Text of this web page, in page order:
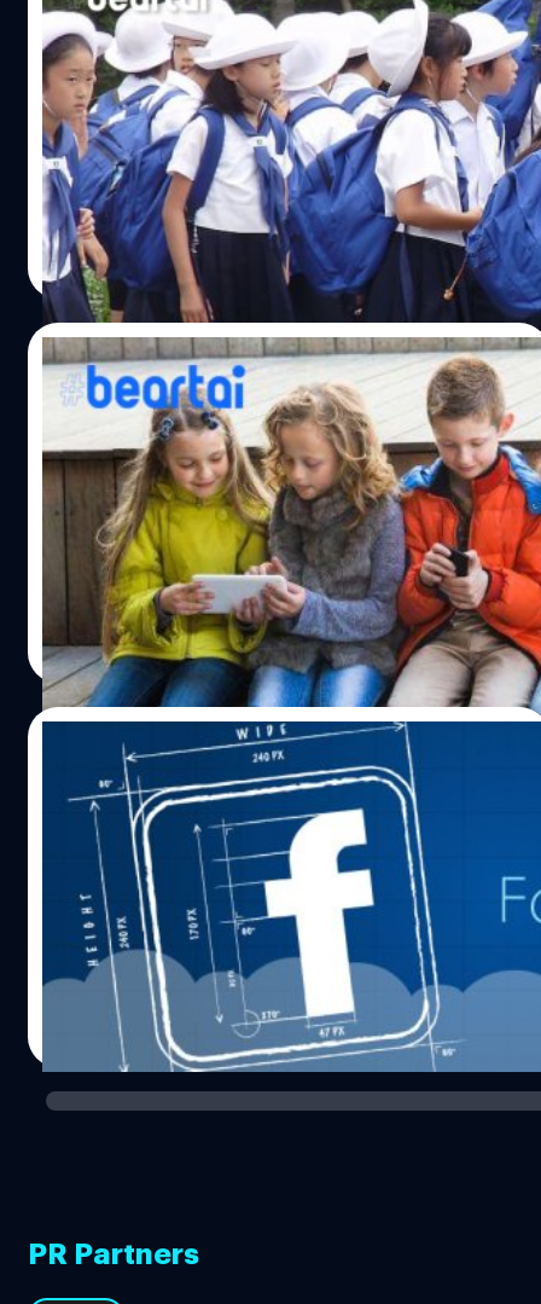
เตือน! ผู้ปกครองไม่ควรถ่ายรูปชุดเครื่องแบบ
ของลูก ๆ ลงโซเชียลเพราะอาจเกิดอันตรายได้
ผู้ปกครองอาจรู้สึกตื่นเต้นเวลาลูก ๆ หลาน ๆ เข้าโรงเรียนครั้ง
แรก หรือไม้แต่เปิดเทอมกลับไปโรงเรียนอีกครั้งโดยการถ่าย
รูปพร้อมชุดนักเรียนลงโซเชียลต่าง ๆ ตามสมัยนิยม แต่ตำรวจ
ต่างประเทศเผยว่าเป็นสิ่งที่ไม่ควรทำอย่างยิ่ง เจ้าหน้าที่ตำรวจ
Nigel Dalton จ่าสิบเอกจากทีมงานป้องกันอาชญากรรมของ
รัฐควีนส์แลนด์ ประเทศออสเตรเลียกล่าวว่า เครื่องแบบหรือ
ชุดนักเรียนนั้นมีรายละเอียดทุกอย่างพร้อมแล้ว ยิ่งหากมีชื่อ
ของบุตรหลานแปะอยู่บนเสื้อด้วย จะยิ่งนำอันตรายและทำให้
บุคคลที่ไม่หวังดีสามารถตามหาลูกของคุณได้ง่ายขึ้นอีกด้วย
นอกจากเรื่องการถ่ายเครื่องแบบแล้ว Dalton ยังเตือนเกี่ยวกับ
การเล่นเกมออนไลน์ ซึ่งสมัยนี้เด็กนิยมเล่นเกมออนไลน์กันมา
ขึ้น ซึ่งเป็นโอกาสที่ทำให้เด็ก ๆ ได้พบผู้คน (ที่ยังไม่เจอตัวจริง)
ได้หลากหลาย และเยอะมากขึ้น ซึ่งอาจนำไปสู่การล่อลวงเด็ก
ได้เช่นกัน เรื่องความปลอดภัยนั้นไม่ได้เกิดขึ้นแค่ที่ใดที่หนึ่ง
แต่สามารถเกิดทุกที่ทั่วโลก เพื่อความปลอดภัยของลูกหลานก็
อย่าลืมพิจารณาคำแนะนำของจ่าสิบเอกท่านนี้กันนะคะ อ้างอิง
dailymail พิสูจน์อักษร : สุชยา เกษจำรัส
Natnaree TK| 2379 days ago
Read More
15/08/2019
พ่อแม่ต้องอ่าน นักวิทยาศาสตร์ชี้ โซเชียลมีเดีย
เป็นภัยต่อสุขภาพจิตใจ การนอนหลับและการ
ออกกำลังกายของวัยรุ่น
ยุคสมัยเปลี่ยนไป สิ่งรอบตัวก็เปลี่ยนไปด้วย โดยเฉพาะยุคสมัย
นี้ที่สื่อออนไลน์ โซเชียลมีเดียและอุปกรณ์ต่าง ๆ เข้ามามี
อิทธิพลในชีวิตประจำวันมากขึ้น สื่อต่างประเทศเผยว่า การใช้
โซเชียลมีเดียนั้นไม่เป็นอันตรายต่อวัยรุ่นโดยตรง แต่สามารถ
ลดเวลาที่ใช้ในการทำกิจกรรมเพื่อสุขภาพเช่นการนอนหลับ
และการออกกำลังกายไปได้ค่ะ อ้างอิงจากงานวิจัย The
Lancet Child & Adolescent Health ซึ่งมีประชากรตัวอย่างวัย
รุ่นอายุ 13 - 16 ปี จำนวน 12,000 คนจากอังกฤษ โดยผู้ทำการ
ทดลองได้สัมภาษณ์กลุ่มตัวอย่างเป็นระยะเวลา 3 ปี เกี่ยวกับ
การใช้งานโซเชียลมีเดีย เช่น Instagram, Facebook,
Whatsapp และ Twitter ว่าในแต่ละวันใช้บ่อยขนาดไหน จาก
งานวิจัยพบว่า ผู้หญิง 51% และผู้ชาย 43% ใช้โซเชียลมีเดีย
มากกว่า 3 ครั้งต่อวัน และจำนวนมากขึ้นเมื่อเทียบกับปีที่ 3 ซึ่ง
ผู้หญิงใช้โซเชียลมีเดียเพิ่มขึ้นเป็น 75% ในขณะที่ผู้ชายใช้งาน
เพิ่มขึ้น 69% นอกจากนี้ยังมีผลวิจัยด้านสุขภาพจิตใจ พบว่า
หนุ่มสาวที่ใช้งานโซเชียลมีเดียมากกว่า 3 ครั้งต่อวันจะมี
สุขภาพจิตใจที่แย่ลง และมีความเครียดมากขึ้น…
Natnaree TK| 2548 days ago
Read More
Facebook เตรียมออกฟีเจอร์แจ้งเตือนพ่อแม่
เมื่อมีการแชร์ภาพเด็กๆในครอบครัวโดยไม่
ทุกวันนี้เราแชร์ภาพลง Facebook เป็นเรื่องปกติ และหลายๆ
ครั้งเป็นการแชร์แบบสาธารณะ ซึ่งถ้าภาพนั้นมีเด็กอยู่ด้วย
แล้วมีผู้ไม่หวังดีมาเห็นเข้า อาจทำให้เกิดอันตรายต่อเด็กใน
ภาพได้ ทาง Facebook เลยพยายามแก้ไขปัญหานี้ โดยเตือนผู้
ที่กำลังจะแชร์ภาพเด็กๆในครอบครัวแบบสาธารณะ
Thanakorn Poonsuk | 3916 days ago
Read More
PR Partners